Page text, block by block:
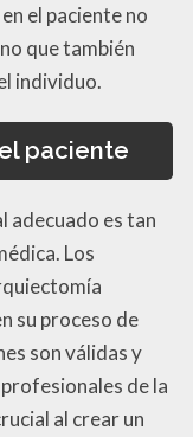
el paciente no
que también
individuo.
paciente
adecuado es tan
Los
su proceso de
son válidas y
de la
al crear un